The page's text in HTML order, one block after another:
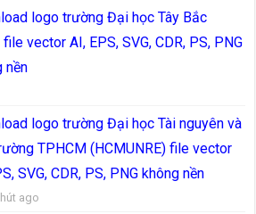
logo trường Đại học Tây Bắc
file vector AI, EPS, SVG, CDR, PS, PNG
nền
logo trường Đại học Tài nguyên và
TPHCM (HCMUNRE) file vector
SVG, CDR, PS, PNG không nền
ago